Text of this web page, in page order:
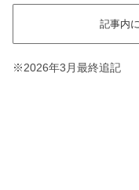
記事内
※2026年3月最終追記